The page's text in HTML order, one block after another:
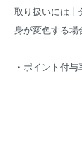
取り扱いには十
身が変色する場
・ポイント付